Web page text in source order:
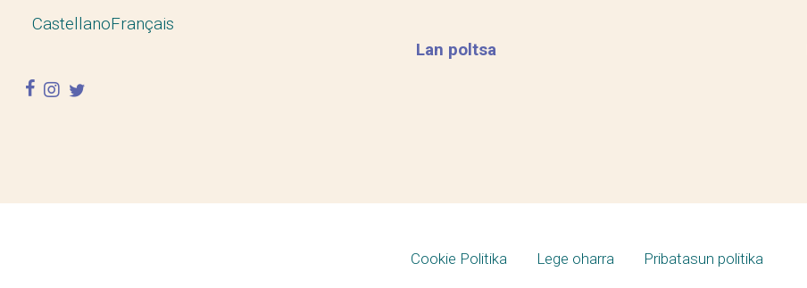
CastellanoFrançais
facebook
instagram
twitter
Lan poltsa
Cookie Politika Lege oharra Pribatasun politika